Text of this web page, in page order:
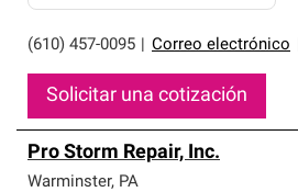
(610) 457-0095 Correo electrónico
Solicitar una cotización
Pro Storm Repair, Inc.
Warminster, PA